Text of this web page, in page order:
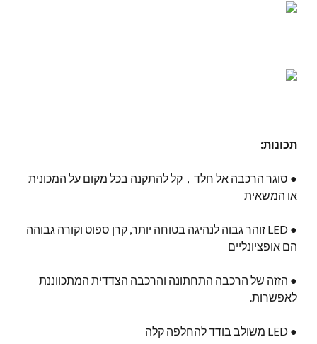
תכונות:
● סוגר הרכבה אל חלד，קל להתקנה בכל מקום על המכונית
או המשאית
● LED זוהר גבוה לנהיגה בטוחה יותר, קרן ספוט וקורה גבוהה
הם אופציונליים
● הזזה של הרכבה התחתונה והרכבה הצדדית המתכווננת
לאפשרות.
● LED משולב בודד להחלפה קלה